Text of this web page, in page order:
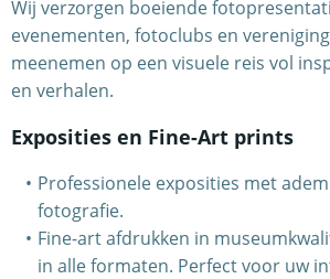
Wij verzorgen boeiende
evenementen, fotoclubs en
meenemen op een visuele reis vol
en verhalen.
Exposities en Fine-Art prints
Professionele exposities met
fotografie.
Fine-art afdrukken in
in alle formaten. Perfect voor uw